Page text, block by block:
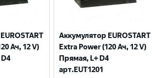
Ач, 12 V)
Аккумулятор EUROSTART
Extra Power (120 Ач, 12 V)
Прямая, L+ D4
арт.EUT1201